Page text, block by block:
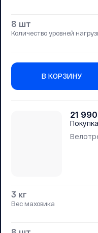
8 шт
Количество уровней
В КОРЗИНУ
21 990
Покупка
3 кг
Вес маховика